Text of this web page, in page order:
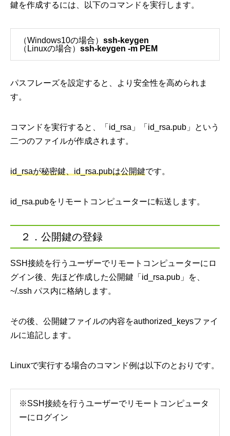
鍵を作成するには、以下のコマンドを実行します。
（Windows10の場合） ssh-keygen
（Linuxの場合） ssh-keygen -m PEM
パスフレーズを設定すると、より安全性を高められま
す。
コマンドを実行すると、「id_rsa」「id_rsa.pub」という
二つのファイルが作成されます。
id_rsaが秘密鍵、id_rsa.pubは公開鍵です。
id_rsa.pubをリモートコンピューターに転送します。
２．公開鍵の登録
SSH接続を行うユーザーでリモートコンピューターにロ
グイン後、先ほど作成した公開鍵「id_rsa.pub」を、
~/.ssh パス内に格納します。
その後、公開鍵ファイルの内容をauthorized_keysファイ
ルに追記します。
Linuxで実行する場合のコマンド例は以下のとおりです。
※SSH接続を行うユーザーでリモートコンピュータ
ーにログイン